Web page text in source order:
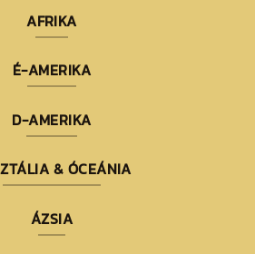
AFRIKA
É-AMERIKA
D-AMERIKA
& ÓCEÁNIA
ÁZSIA